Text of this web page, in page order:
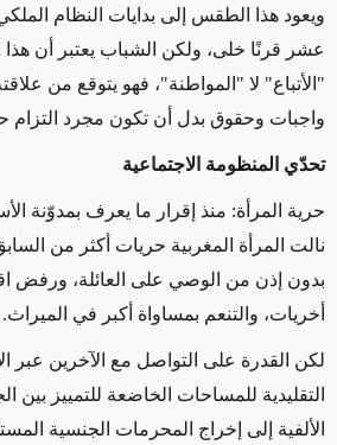
ويعود هذا الطقس إلى بدايات النظام
عشر قرنًا خلى، ولكن الشباب يعتبر أن هذا
"الأتباع" لا "المواطنة"، فهو يتوقع من
واجبات وحقوق بدل أن تكون مجرد التزام
تحدّي المنظومة الاجتماعية
نالت المرأة المغربية حريات أكثر من
بدون إذن من الوصي على العائلة، ورفض
أخريات، والتنعم بمساواة أكبر في الميراث.
لكن القدرة على التواصل مع الآخرين عبر
التقليدية للمساحات الخاضعة للتمييز
الألفية إلى إخراج المحرمات الجنسية